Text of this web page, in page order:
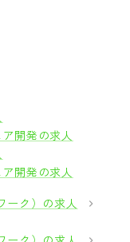
開発の求人
開発の求人
ーク）の求人